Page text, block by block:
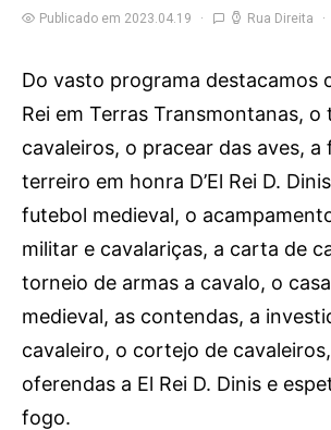
Publicado em 2023.04.19 Rua Direita
Do vasto programa destacamos
Rei em Terras Transmontanas, o
cavaleiros, o pracear das aves, a
terreiro em honra D’El Rei D.
futebol medieval, o
militar e cavalariças, a carta de
torneio de armas a cavalo, o
medieval, as contendas, a
cavaleiro, o cortejo de
oferendas a El Rei D. Dinis e
fogo.